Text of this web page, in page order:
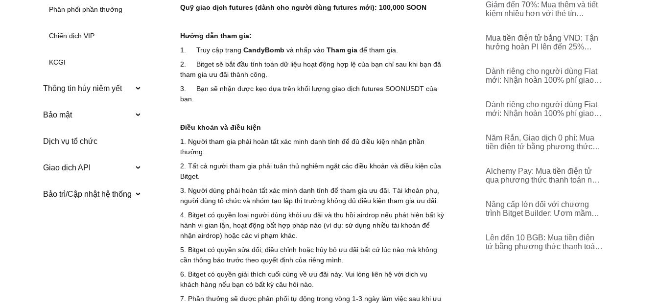
Phân phối phần thưởng
Chiến dịch VIP
KCGI
Thông tin hủy niêm yết
Bảo mật
Dịch vụ tổ chức
Giao dịch API
Bảo trì/Cập nhật hệ thống
Quỹ giao dịch futures (dành cho người dùng futures mới): 100,000 SOON
Hướng dẫn tham gia:
1.
Truy cập trang CandyBomb và nhấp vào Tham gia để tham gia.
2.
Bitget sẽ bắt đầu tính toán dữ liệu hoạt động hợp lệ của bạn chỉ sau khi bạn đã
tham gia ưu đãi thành công.
3.
Bạn sẽ nhận được kẹo dựa trên khối lượng giao dịch futures SOONUSDT của
bạn.
‌Điều khoản và điều kiện
1. Người tham gia phải hoàn tất xác minh danh tính để đủ điều kiện nhận phần
thưởng.
2. Tất cả người tham gia phải tuân thủ nghiêm ngặt các điều khoản và điều kiện của
Bitget.
3. Người dùng phải hoàn tất xác minh danh tính để tham gia ưu đãi. Tài khoản phụ,
người dùng tổ chức và nhóm tạo lập thị trường không đủ điều kiện tham gia ưu đãi.
4. Bitget có quyền loại người dùng khỏi ưu đãi và thu hồi airdrop nếu phát hiện bất kỳ
hành vi gian lận, hoạt động bất hợp pháp nào (ví dụ: sử dụng nhiều tài khoản để
nhận airdrop) hoặc các vi phạm khác.
5. Bitget có quyền sửa đổi, điều chỉnh hoặc hủy bỏ ưu đãi bất cứ lúc nào mà không
cần thông báo trước theo quyết định của riêng mình.
6. Bitget có quyền giải thích cuối cùng về ưu đãi này. Vui lòng liên hệ với dịch vụ
khách hàng nếu bạn có bất kỳ câu hỏi nào.
7. Phần thưởng sẽ được phân phối tự động trong vòng 1-3 ngày làm việc sau khi ưu
Giảm đến 70%: Mua thêm và tiết
kiệm nhiều hơn với thẻ tín
Mua tiền điện tử bằng VND: Tận
hưởng hoàn PI lên đến 25%
Dành riêng cho người dùng Fiat
mới: Nhận hoàn 100% phí giao
Dành riêng cho người dùng Fiat
mới: Nhận hoàn 100% phí giao
Năm Rắn, Giao dịch 0 phí: Mua
tiền điện tử bằng phương thức
Alchemy Pay: Mua tiền điện tử
qua phương thức thanh toán nội
Nâng cấp lớn đối với chương
trình Bitget Builder: Ươm mầm
Lên đến 10 BGB: Mua tiền điện
tử bằng phương thức thanh toán